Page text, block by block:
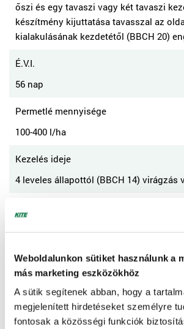
Weboldalunkon sütiket használunk a
más marketing eszközökhöz
A sütik segítenek abban, hogy a
megjelenített hirdetéseket személyre
fontosak a közösségi funkciók
őszi és egy tavaszi vagy két tavaszi
készítmény kijuttatása tavasszal az
kialakulásának kezdetétől (BBCH 20)
É.V.I.
56 nap
Permetlé mennyisége
100-400 l/ha
Kezelés ideje
4 leveles állapottól (BBCH 14) virágzás
DURUMBÚZA, TÖNKÖLYBÚZA,
szeptóriás levélfoltosság, szeptóriás
vörösrozsda (levélrozsda), sárgarozsda,
pirenofórás betegség, kalászfuzáriózis